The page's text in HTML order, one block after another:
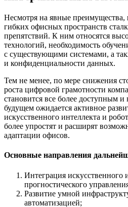
Несмотря на явные преимущества,
гибких офисных пространств
препятствий. К ним относятся
технологий, необходимость
с существующими системами, а
и конфиденциальности данных.
Тем не менее, по мере снижения
роста цифровой грамотности
становится все более доступным
будущем ожидается активное
искусственного интеллекта и
более упростят и расширят
адаптации офисов.
Основные направления
Интеграция искусственного
прогностического
Развитие умной
автоматизацией;